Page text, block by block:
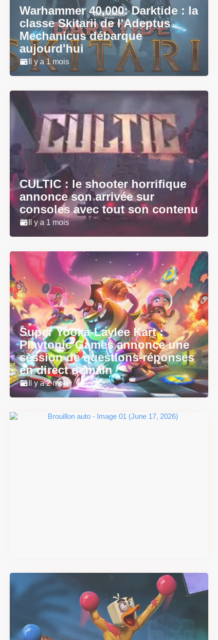
Warhammer 40,000: Darktide : la
classe Skitarii de l'Adeptus
Mechanicus débarque
aujourd'hui
Il y a 1 mois
CULTIC : le shooter horrifique
annonce son arrivée sur
consoles avec tout son contenu
Il y a 1 mois
Super Yooka-Laylee Kart :
Playtonic Games annonce une
session de questions-réponses
en direct demain
Il y a 2 mois